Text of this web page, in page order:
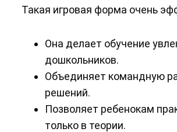
Такая игровая форма очень
Она делает обучение
дошкольников.
Объединяет командную
решений.
Позволяет ребенокам
только в теории.